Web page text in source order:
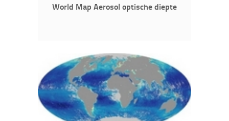
World Map Aerosol optische diepte